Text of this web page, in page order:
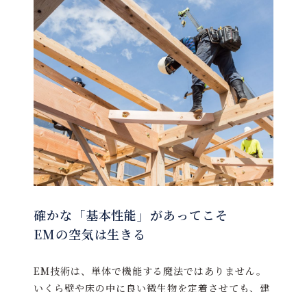
確かな「基本性能」があってこそ
EMの空気は生きる
EM技術は、単体で機能する魔法ではありません。
いくら壁や床の中に良い微生物を定着させても、建